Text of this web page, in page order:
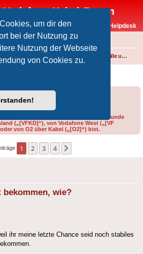
um dir den
bei der Nutzung zu
Nutzung der Webseite
von Cookies zu.
Kabel-Forum
Vodafone-Kabel-Helpdesk
Telefon über Kabel Störungen, Ausfälle und Speedprobleme
bekommen, wie?
Threads im Feld „Präfix“ an, ob du Kunde
(„[VFKD]“), von Vodafone West („[VF
von O2 über Kabel („[O2]“) bist.
1 2 3 4
bekommen, wie?
ihr meine letzte Chance seid noch stabiles